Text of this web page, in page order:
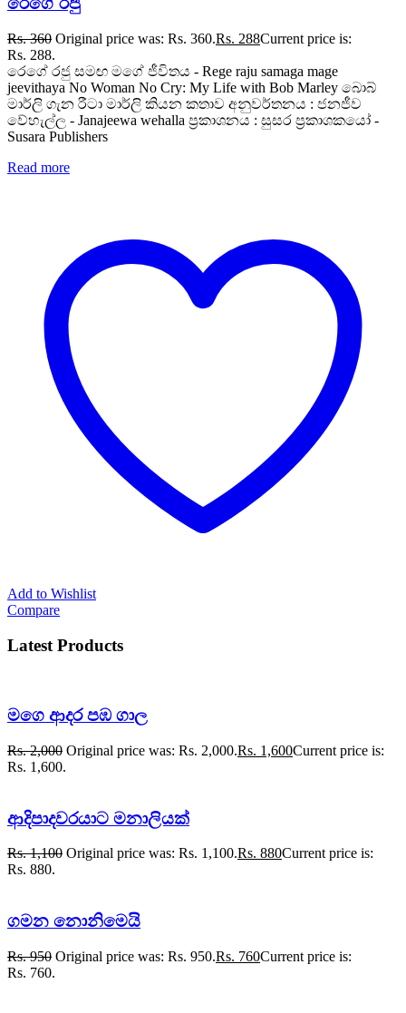
Rs.360 Original price was: Rs. 360.Rs. 288Current price is:
Rs. 288.
රෙගේ රජු සමඟ මගේ ජීවිතය - Rege raju samaga mage
jeevithaya No Woman No Cry: My Life with Bob Marley බොබ්
මාර්ලි ගැන රීටා මාර්ලි කියන කතාව අනුවර්තනය : ජනජීව
වේහැල්ල - Janajeewa wehalla ප්‍රකාශනය : සුසර ප්‍රකාශකයෝ -
Susara Publishers
Read more
Add to Wishlist
Compare
Latest Products
මගෙ ආදර පඹ ගාල
Rs.2,000 Original price was: Rs. 2,000.Rs. 1,600Current price is:
Rs. 1,600.
ආදිපාදවරයාට මනාලියක්
Rs.1,100 Original price was: Rs. 1,100.Rs. 880Current price is:
Rs. 880.
ගමන නොනිමෙයි
Rs.950 Original price was: Rs. 950.Rs. 760Current price is:
Rs. 760.